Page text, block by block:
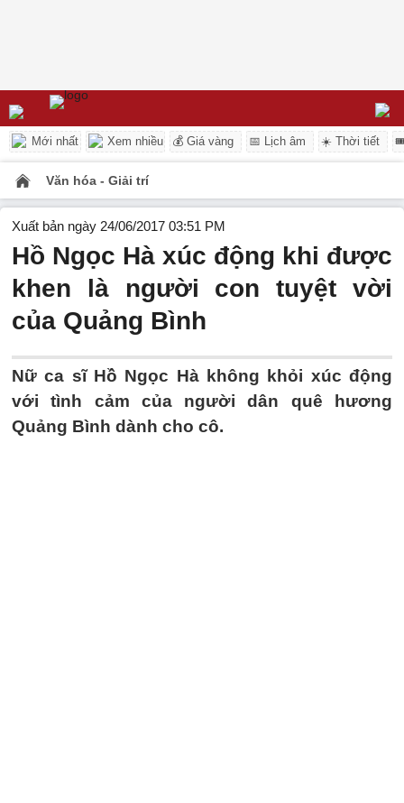
Mới nhất Xem nhiều 💰 Giá vàng 📅 Lịch âm ☀️ Thời tiết
Văn hóa - Giải trí
Xuất bản ngày 24/06/2017 03:51 PM
Hồ Ngọc Hà xúc động khi được
khen là người con tuyệt vời
của Quảng Bình
Nữ ca sĩ Hồ Ngọc Hà không khỏi xúc động
với tình cảm của người dân quê hương
Quảng Bình dành cho cô.